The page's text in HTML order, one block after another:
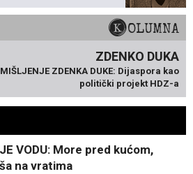
KOLUMNA
ZDENKO DUKA
MIŠLJENJE ZDENKA DUKE: Dijaspora kao
politički projekt HDZ-a
VODU: More pred kućom,
na vratima